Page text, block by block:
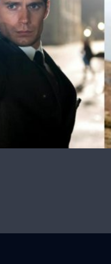
แสดงชื่อดังวัย 39 ปี ออกมา
ท เจมส์ บอนด์ ก่อนหน้า แดเนีย
Royale’ แล้ว เจ้าของบทซู
กี่ยวกับเรื่องนี้ ในรายการพ
ระหว่างเดินสายโปรโมตซีรีส์
คยบอกผมว่า ผมใกล้จะได้บท
ายที่สุดแล้ว มันเหลือตัวเลือก
ลือกที่อายุน้อยกว่าเขา “แต่
แดเนียล และผมคิดว่ามันเป็น
ยไปกับแดเนียล ตอนนั้นผมอาจ
เนียลก็ทำผลงานได้อย่างยอด
นั้นผมรู้สึกดีกับทางเลือกที่ออก
ารผจญภัยที่สนุกของผมเลย
ำให้อาชีพของผมในวันนี้
อบสำคัญ” เครกเพิ่งจะอำลา
หลังแสดงในบทนี้มานาน